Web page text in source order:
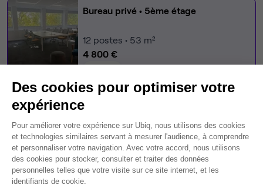
Bureau privé • 5ème étage
12 postes • 53 m²
4 800 €
Modifier
Autre bureau de cet espace :
Open Space • 5ème étage
46postes disponibles
400 € par poste par mois
Des cookies pour optimiser votre
expérience
Plateforme de Gestion du
Pour améliorer votre expérience sur Ubiq, nous utilisons des cookies
et technologies similaires servant à mesurer l'audience, à comprendre
et personnaliser votre navigation. Avec votre accord, nous utilisons
des cookies pour stocker, consulter et traiter des données
personnelles telles que votre visite sur ce site internet, et les
identifiants de cookie.